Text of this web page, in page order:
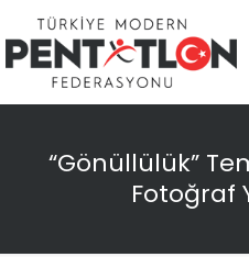
“Gönüllülük”
Fotoğraf